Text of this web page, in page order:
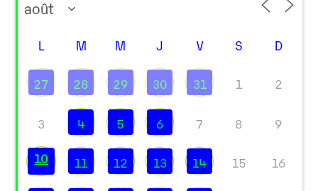
L M M J V S D
27 28 29 30 31 1 2
3 4 5 6 7 8 9
10 11 12 13 14 15 16